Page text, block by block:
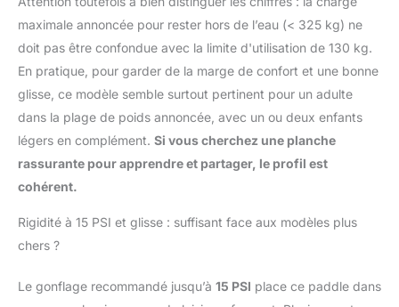
maximale annoncée pour rester hors de l’eau (< 325 kg) ne
doit pas être confondue avec la limite d'utilisation de 130 kg.
En pratique, pour garder de la marge de confort et une bonne
glisse, ce modèle semble surtout pertinent pour un adulte
dans la plage de poids annoncée, avec un ou deux enfants
légers en complément. Si vous cherchez une planche
rassurante pour apprendre et partager, le profil est
cohérent.
Rigidité à 15 PSI et glisse : suffisant face aux modèles plus
chers ?
Le gonflage recommandé jusqu’à 15 PSI place ce paddle dans